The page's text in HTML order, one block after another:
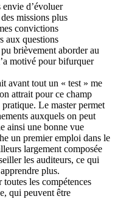
envie d’évoluer
missions plus
convictions
aux questions
brièvement aborder au
motivé pour bifurquer
avant tout un « test » me
attrait pour ce champ
Le master permet
auxquels on peut
ainsi une bonne vue
un premier emploi dans le
largement composée
les auditeurs, ce qui
plus.
toutes les compétences
qui peuvent être